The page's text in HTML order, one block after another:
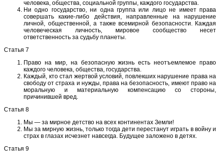
человека, общества, социальной группы, каждого государства.
Ни одно государство, ни одна группа или лицо не имеет права
совершать какие-либо действия, направленные на нарушение
личной, общественной, а также всемирной безопасности. Каждая
человеческая личность, мировое сообщество несет
ответственность за судьбу планеты.
Статья 7
Право на мир, на безопасную жизнь есть неотъемлемое право
каждого человека, общества, государства.
Каждый, кто стал жертвой условий, повлекших нарушение права на
свободу от страха и нужды, права на безопасность, имеют право на
моральную и материальную компенсацию со стороны,
причинившей вред.
Статья 8
Мы — за мирное детство на всех континентах Земли!
Мы за мирную жизнь, только тогда дети перестанут играть в войну и
страх в глазах исчезнет навсегда. Будущее заложено в детях.
Статья 9